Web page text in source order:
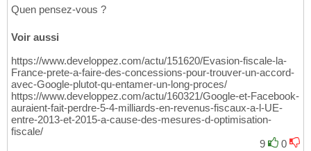
Quen pensez-vous ?
Voir aussi
https://www.developpez.com/actu/151620/Evasion-fiscale-la-
France-prete-a-faire-des-concessions-pour-trouver-un-accord-
avec-Google-plutot-qu-entamer-un-long-proces/
https://www.developpez.com/actu/160321/Google-et-Facebook-
auraient-fait-perdre-5-4-milliards-en-revenus-fiscaux-a-l-UE-
entre-2013-et-2015-a-cause-des-mesures-d-optimisation-
fiscale/
9
0